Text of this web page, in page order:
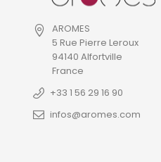
AROMES
5 Rue Pierre Leroux
94140 Alfortville
France
+33 1 56 29 16 90
infos@aromes.com